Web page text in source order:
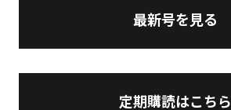
最新号を見る
定期購読はこちら